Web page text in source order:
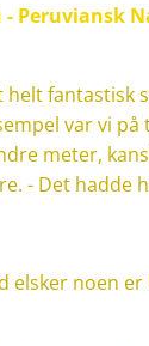
-
helt fantastisk
var vi
meter,
- Det hadde
elsker noen